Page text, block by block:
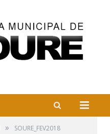
» SOURE_FEV2018